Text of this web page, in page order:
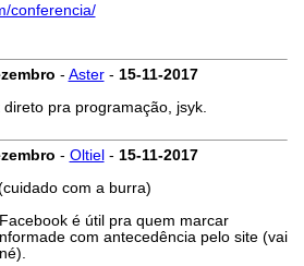
conferencia/
- Aster- 15-11-2017
pra programação, jsyk.
- Oltiel - 15-11-2017
com a burra)
é útil pra quem marcar
com antecedência pelo site (vai